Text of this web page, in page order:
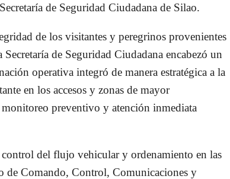
de Seguridad Ciudadana de Silao.
de los visitantes y peregrinos provenientes
de Seguridad Ciudadana encabezó un
operativa integró de manera estratégica a la
en los accesos y zonas de mayor
preventivo y atención inmediata
del flujo vehicular y ordenamiento en las
de Comando, Control, Comunicaciones y